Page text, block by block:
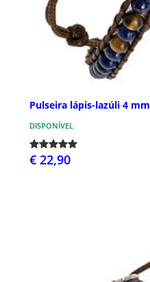
Pulseira lápis-lazúli 4 mm
DISPONÍVEL
€ 22,90